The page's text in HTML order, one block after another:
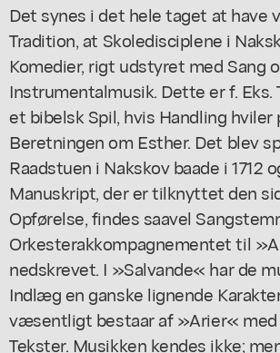
Det synes i det hele taget at have
Tradition, at Skoledisciplene i
Komedier, rigt udstyret med Sang
Instrumentalmusik. Dette er f.
et bibelsk Spil, hvis Handling hviler
Beretningen om Esther. Det blev
Raadstuen i Nakskov baade i 1712
Manuskript, der er tilknyttet den
Opførelse, findes saavel
Orkesterakkompagnementet til
nedskrevet. I »Salvande« har de
Indlæg en ganske lignende
væsentligt bestaar af »Arier«
Tekster. Musikken kendes ikke;